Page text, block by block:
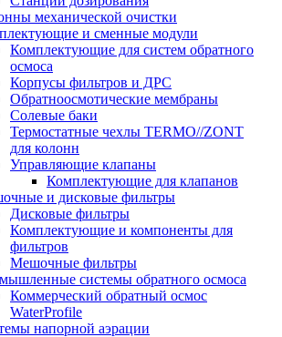
механической очистки
и сменные модули
Комплектующие для систем обратного
осмоса
Корпусы фильтров и ДРС
Обратноосмотические мембраны
Солевые баки
Термостатные чехлы TERMO//ZONT
для колонн
Управляющие клапаны
Комплектующие для клапанов
и дисковые фильтры
Дисковые фильтры
Комплектующие и компоненты для
фильтров
Мешочные фильтры
системы обратного осмоса
Коммерческий обратный осмос
WaterProfile
напорной аэрации